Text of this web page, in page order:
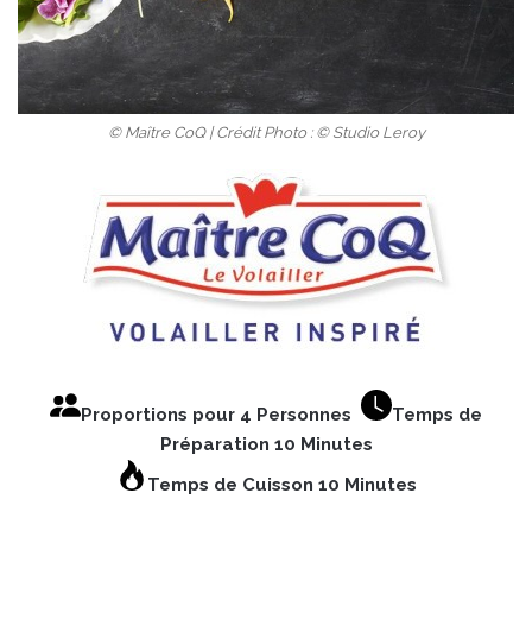
© Maître CoQ | Crédit Photo : © Studio Leroy
Proportions pour 4 Personnes
Temps de
Préparation 10 Minutes
Temps de Cuisson 10 Minutes